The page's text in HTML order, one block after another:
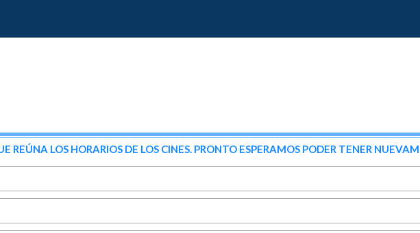
LOS HORARIOS DE LOS CINES. PRONTO ESPERAMOS PODER TENER